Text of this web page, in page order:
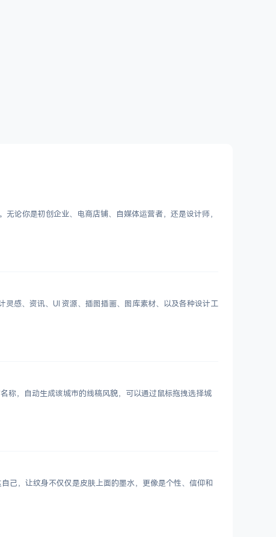
论你是初创企业、电商店铺、自媒体运营者，还是设计师，
感、资讯、UI 资源、插图插画、图库素材、以及各种设计工
称，自动生成该城市的线稿风貌，可以通过鼠标拖拽选择城
己，让纹身不仅仅是皮肤上面的墨水，更像是个性、信仰和